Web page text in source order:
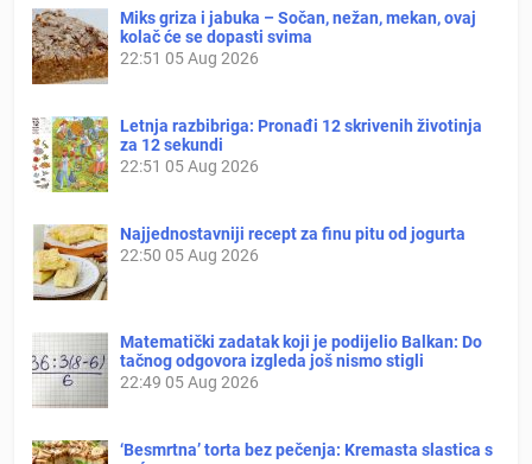
Miks griza i jabuka – Sočan, nežan, mekan, ovaj
kolač će se dopasti svima
22:51 05 Aug 2026
Letnja razbibriga: Pronađi 12 skrivenih životinja
za 12 sekundi
22:51 05 Aug 2026
Najjednostavniji recept za finu pitu od jogurta
22:50 05 Aug 2026
Matematički zadatak koji je podijelio Balkan: Do
tačnog odgovora izgleda još nismo stigli
22:49 05 Aug 2026
‘Besmrtna’ torta bez pečenja: Kremasta slastica s